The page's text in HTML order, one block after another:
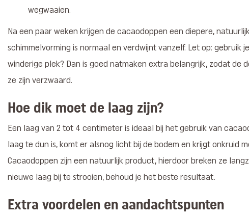
wegwaaien.
Na een paar weken krijgen de cacaodoppen een diepere,
schimmelvorming is normaal en verdwijnt vanzelf. Let op: gebruik
winderige plek? Dan is goed natmaken extra belangrijk, zodat de
ze zijn verzwaard.
Hoe dik moet de laag zijn?
Een laag van 2 tot 4 centimeter is ideaal bij het gebruik van
laag te dun is, komt er alsnog licht bij de bodem en krijgt onkruid
Cacaodoppen zijn een natuurlijk product, hierdoor breken ze
nieuwe laag bij te strooien, behoud je het beste resultaat.
Extra voordelen en aandachtspunten